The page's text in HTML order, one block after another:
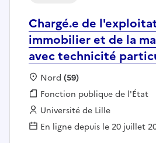
Chargé.e de
immobilier et de la
avec technicité
Localisation :
Nord (59)
Fonction publique :
Fonction publique de l'État
Employeur :
Université de Lille
En ligne depuis le 20 juillet